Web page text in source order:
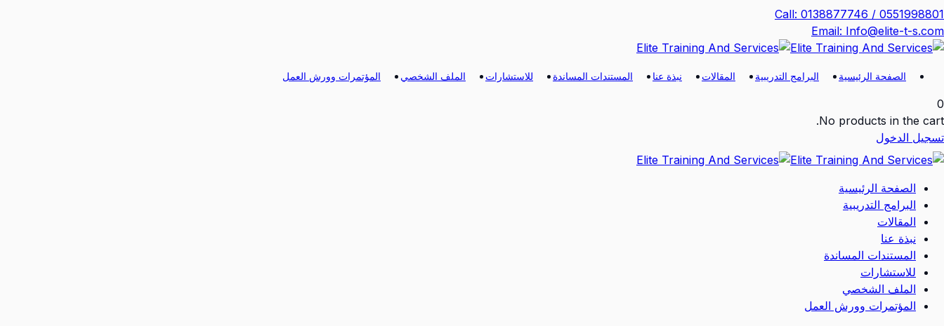
Skip
content
Call: 0138877746 / 0551998801
Email: Info@elite-t-s.com
الصفحة الرئيسية البرامج التدريبية المقالات نبذة عنا المستندات المساندة للاستشارات الملف الشخصي المؤتمرات وورش العمل
0
No products in the cart.
تسجيل الدخول
الصفحة الرئيسية
البرامج التدريبية
المقالات
نبذة عنا
المستندات المساندة
للاستشارات
الملف الشخصي
المؤتمرات وورش العمل